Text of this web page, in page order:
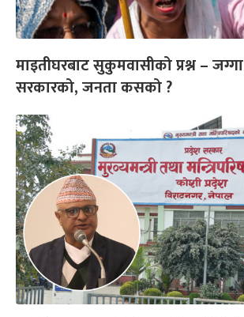
माइतीघरबाट सुकुमवासीको प्रश्न – जग्गा
सरकारको, जनता कसको ?